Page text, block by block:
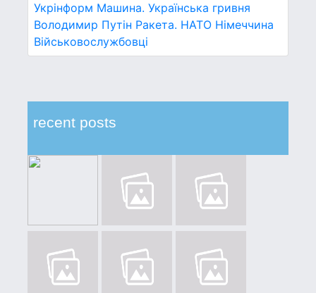
Укрінформ Машина. Українська гривня
Володимир Путін Ракета. НАТО Німеччина
Військовослужбовці
recent posts